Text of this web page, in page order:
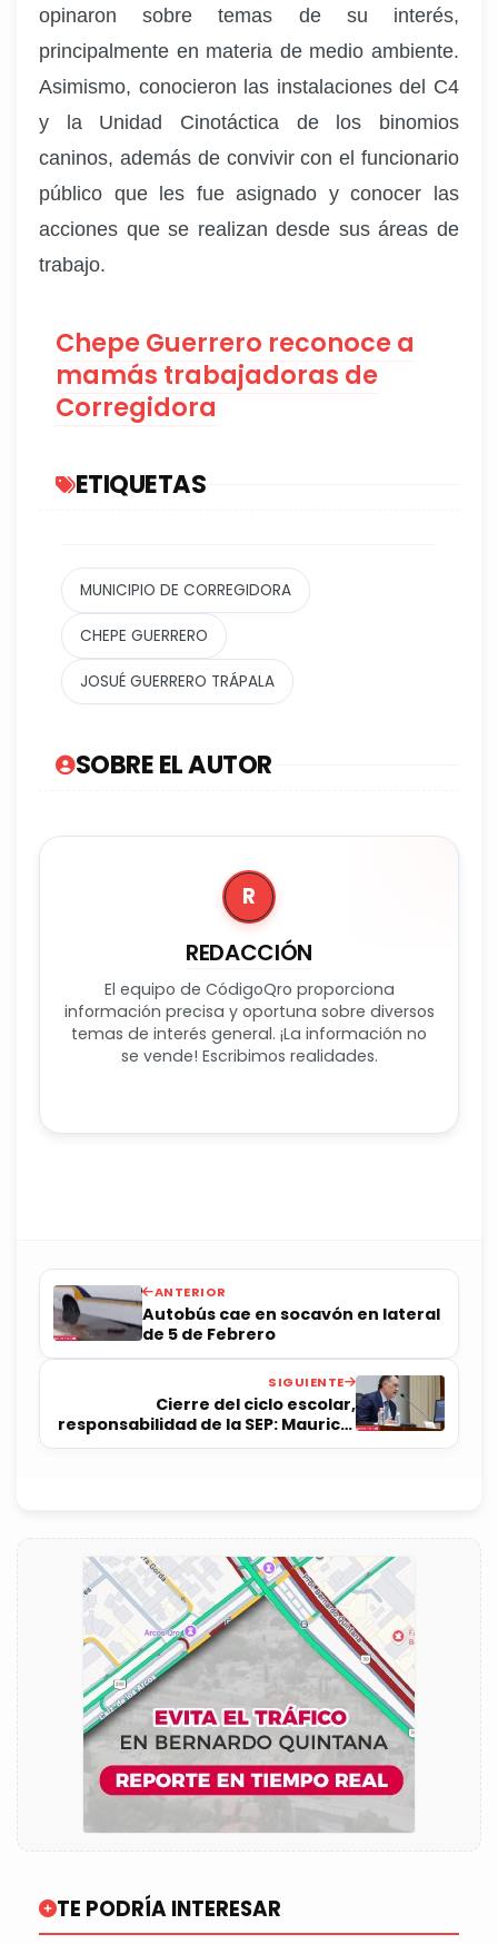
opinaron sobre temas de su interés,
principalmente en materia de medio ambiente.
Asimismo, conocieron las instalaciones del C4
y la Unidad Cinotáctica de los binomios
caninos, además de convivir con el funcionario
público que les fue asignado y conocer las
acciones que se realizan desde sus áreas de
trabajo.
Chepe Guerrero reconoce a
mamás trabajadoras de
Corregidora
ETIQUETAS
MUNICIPIO DE CORREGIDORA
CHEPE GUERRERO
JOSUÉ GUERRERO TRÁPALA
SOBRE EL AUTOR
R
REDACCIÓN
El equipo de CódigoQro proporciona
información precisa y oportuna sobre diversos
temas de interés general. ¡La información no
se vende! Escribimos realidades.
ANTERIOR
Autobús cae en socavón en lateral
de 5 de Febrero
SIGUIENTE
Cierre del ciclo escolar,
responsabilidad de la SEP: Mauricio
Kuri
TE PODRÍA INTERESAR